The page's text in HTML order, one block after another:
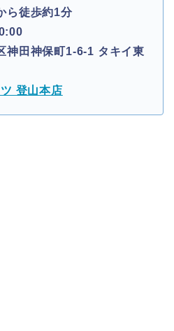
ら徒歩約1分
神田神保町1-6-1 タキイ東
登山本店